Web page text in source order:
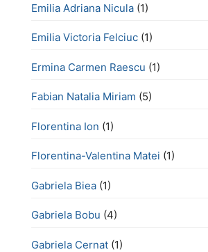
Emilia Adriana Nicula (1)
Emilia Victoria Felciuc (1)
Ermina Carmen Raescu (1)
Fabian Natalia Miriam (5)
Florentina Ion (1)
Florentina-Valentina Matei (1)
Gabriela Biea (1)
Gabriela Bobu (4)
Gabriela Cernat (1)